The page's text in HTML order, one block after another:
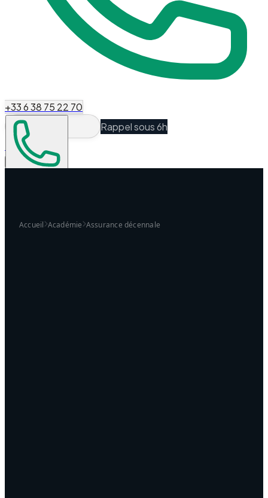
+33 6 38 75 22 70
Rappel sous 6h
Espace Client
Accueil Académie Assurance décennale